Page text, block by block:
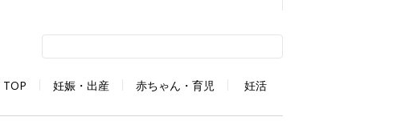
TOP 妊娠・出産 赤ちゃん・育児 妊活